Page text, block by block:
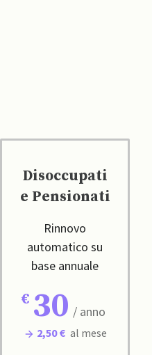
Disoccupati
e Pensionati
Rinnovo
automatico su
base annuale
30 / anno
2,50 € al mese